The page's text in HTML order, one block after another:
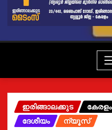
ഇരിങ്ങാലക്കുട കേരളം
ദേശീയം
ന്യൂസ്